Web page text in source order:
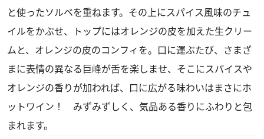
と使ったソルベを重ねます。その上にスパイス風味のチュ
イルをかぶせ、トップにはオレンジの皮を加えた生クリー
ムと、オレンジの皮のコンフィを。口に運ぶたび、さまざ
まに表情の異なる巨峰が舌を楽しませ、そこにスパイスや
オレンジの香りが加われば、口に広がる味わいはまさにホ
ットワイン！ みずみずしく、気品ある香りにふわりと包
まれます。